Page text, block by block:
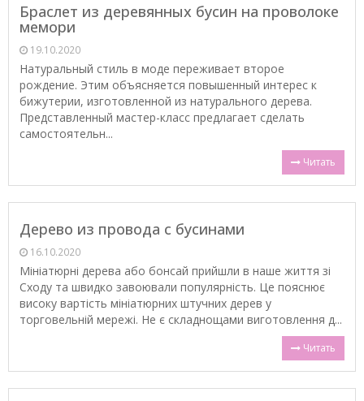
Браслет из деревянных бусин на проволоке
мемори
19.10.2020
Натуральный стиль в моде переживает второе
рождение. Этим объясняется повышенный интерес к
бижутерии, изготовленной из натурального дерева.
Представленный мастер-класс предлагает сделать
самостоятельн...
Читать
Дерево из провода с бусинами
16.10.2020
Мініатюрні дерева або бонсай прийшли в наше життя зі
Сходу та швидко завоювали популярність. Це пояснює
високу вартість мініатюрних штучних дерев у
торговельній мережі. Не є складнощами виготовлення д...
Читать